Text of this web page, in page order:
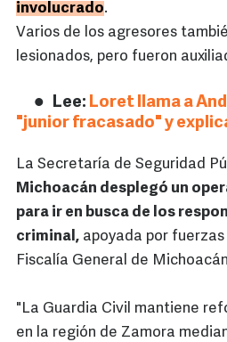
involucrado.
Varios de los agresores
lesionados, pero fueron
Lee: Loret llama a
"junior fracasado" y
La Secretaría de Seguridad
Michoacán desplegó un
para ir en busca de los
criminal, apoyada por
Fiscalía General de
"La Guardia Civil mantiene
en la región de Zamora